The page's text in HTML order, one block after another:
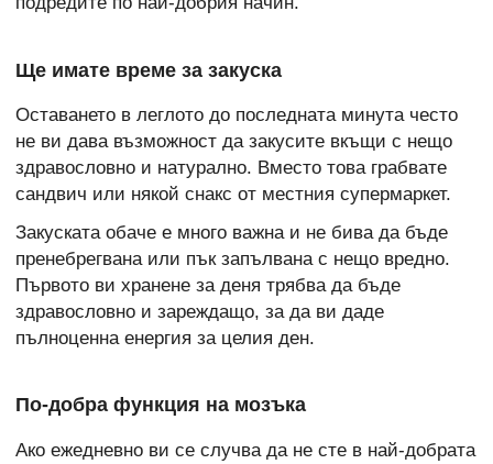
Ще имате време за закуска
Оставането в леглото до последната минута често
не ви дава възможност да закусите вкъщи с нещо
здравословно и натурално. Вместо това грабвате
сандвич или някой снакс от местния супермаркет.
Закуската обаче е много важна и не бива да бъде
пренебрегвана или пък запълвана с нещо вредно.
Първото ви хранене за деня трябва да бъде
здравословно и зареждащо, за да ви даде
пълноценна енергия за целия ден.
По-добра функция на мозъка
Ако ежедневно ви се случва да не сте в най-добрата